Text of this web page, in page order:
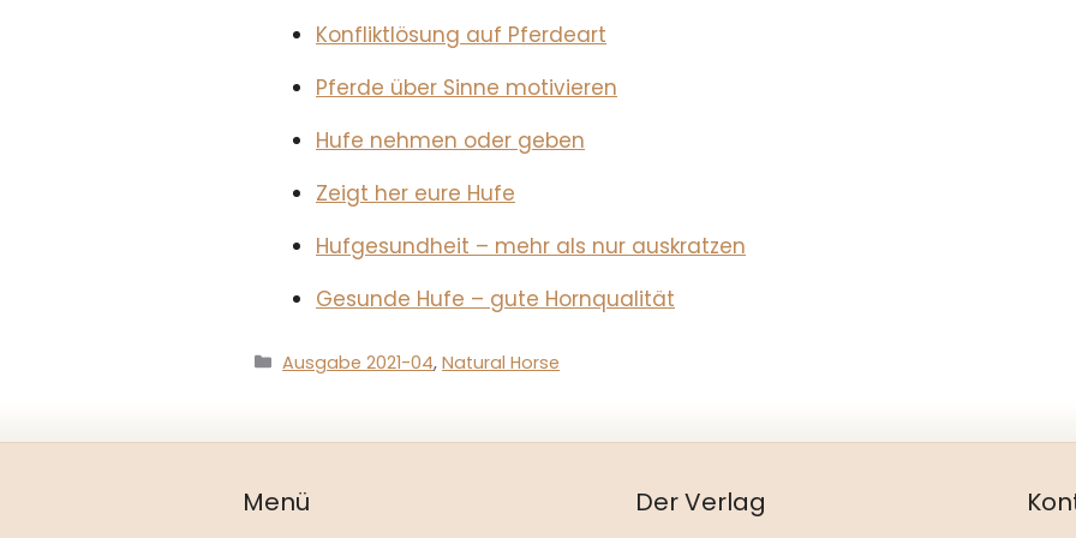
Konfliktlösung auf Pferdeart
Pferde über Sinne motivieren
Hufe nehmen oder geben
Zeigt her eure Hufe
Hufgesundheit – mehr als nur auskratzen
Gesunde Hufe – gute Hornqualität
Kategorien
Ausgabe 2021-04,Natural Horse
Menü Der Verlag